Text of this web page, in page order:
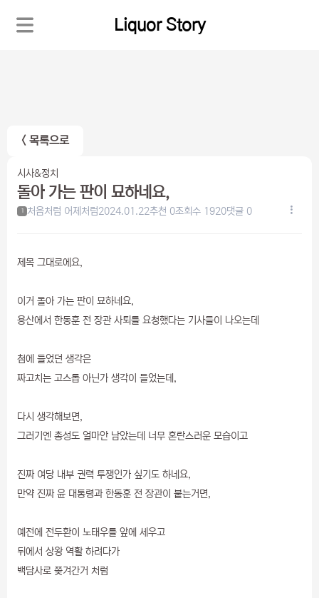
Liquor Story
< 목록으로
시사&정치
돌아 가는 판이 묘하네요,
1 처음처럼 어제처럼2024.01.22추천 0조회수 1920댓글 0
제목 그대로에요,
이거 돌아 가는 판이 묘하네요,
용산에서 한동훈 전 장관 사퇴를 요청했다는 기사들이 나오는데
첨에 들었던 생각은
짜고치는 고스톱 아닌가 생각이 들었는데,
다시 생각해보면,
그러기엔 총성도 얼마안 남았는데 너무 혼란스러운 모습이고
진짜 여당 내부 권력 투쟁인가 싶기도 하네요,
만약 진짜 윤 대통령과 한동훈 전 장관이 붙는거면,
예전에 전두환이 노태우를 앞에 세우고
뒤에서 상왕 역활 하려다가
백담사로 쫒겨간거 처럼